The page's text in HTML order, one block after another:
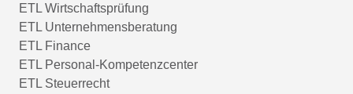
ETL Wirtschaftsprüfung
ETL Unternehmensberatung
ETL Finance
ETL Personal-Kompetenzcenter
ETL Steuerrecht